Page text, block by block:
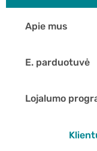
Apie mus
E. parduotuvė
Lojalumo